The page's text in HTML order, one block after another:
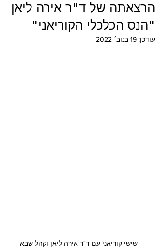
הרצאתה של ד"ר אירה ליאן
"הנס הכלכלי הקוריאני"
עודכן: 19 בנוב׳ 2022
שישי קוריאני עם ד"ר אירה ליאן וקהל שבא